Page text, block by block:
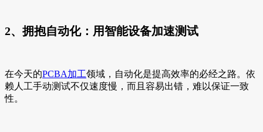
2、拥抱自动化：用智能设备加速测试
在今天的PCBA加工领域，自动化是提高效率的必经之路。依
赖人工手动测试不仅速度慢，而且容易出错，难以保证一致
性。